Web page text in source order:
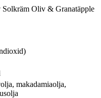
Solkräm Oliv & Granatäpple
makadamiaolja,